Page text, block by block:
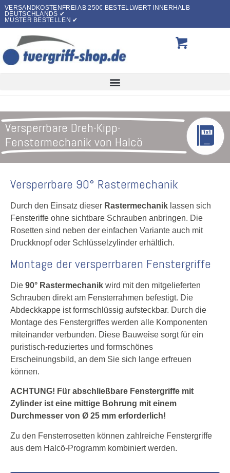
VERSANDKOSTENFREI AB 250€ BESTELLWERT INNERHALB
DEUTSCHLANDS ✔
MUSTER BESTELLEN ✔
Versperrbare Dreh-Kipp-
Fenstermechanik von Halcö
Versperrbare 90° Rastermechanik
Durch den Einsatz dieser Rastermechanik lassen sich
Fensteriffe ohne sichtbare Schrauben anbringen. Die
Rosetten sind neben der einfachen Variante auch mit
Druckknopf oder Schlüsselzylinder erhältlich.
Montage der versperrbaren Fenstergriffe
Die 90° Rastermechanik wird mit den mitgelieferten
Schrauben direkt am Fensterrahmen befestigt. Die
Abdeckkappe ist formschlüssig aufsteckbar. Durch die
Montage des Fenstergriffes werden alle Komponenten
miteinander verbunden. Diese Bauweise sorgt für ein
puristisch-reduziertes und formschönes
Erscheinungsbild, an dem Sie sich lange erfreuen
können.
ACHTUNG! Für abschließbare Fenstergriffe mit
Zylinder ist eine mittige Bohrung mit einem
Durchmesser von Ø 25 mm erforderlich!
Zu den Fensterrosetten können zahlreiche Fenstergriffe
aus dem Halcö-Programm kombiniert werden.